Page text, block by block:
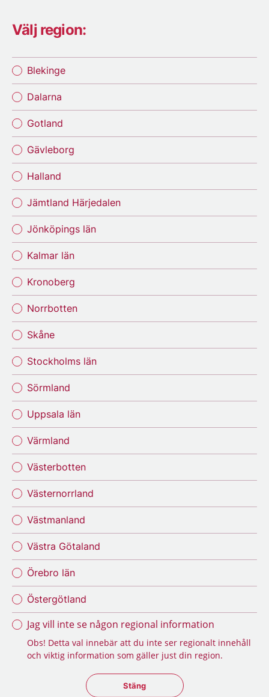
Välj region:
Blekinge
Dalarna
Gotland
Gävleborg
Halland
Jämtland Härjedalen
Jönköpings län
Kalmar län
Kronoberg
Norrbotten
Skåne
Stockholms län
Sörmland
Uppsala län
Värmland
Västerbotten
Västernorrland
Västmanland
Västra Götaland
Örebro län
Östergötland
Jag vill inte se någon regional information
Obs! Detta val innebär att du inte ser regionalt innehåll
och viktig information som gäller just din region.
Stäng regionsväljaren
Stäng